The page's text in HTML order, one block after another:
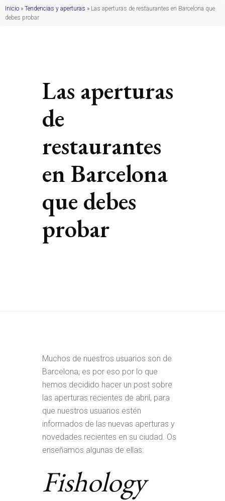
Inicio » Tendencias y aperturas » Las aperturas de restaurantes en Barcelona que
debes probar
Las aperturas
de
restaurantes
en Barcelona
que debes
probar
Muchos de nuestros usuarios son de
Barcelona, es por eso por lo que
hemos decidido hacer un post sobre
las aperturas recientes de abril, para
que nuestros usuarios estén
informados de las nuevas aperturas y
novedades recientes en su ciudad. Os
enseñamos algunas de ellas:
Fishology